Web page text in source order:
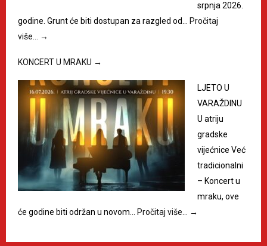
srpnja 2026.
godine. Grunt će biti dostupan za razgled od…
Pročitaj
više…
→
KONCERT U MRAKU →
LJETO U
VARAŽDINU
U atriju
gradske
vijećnice Već
tradicionalni
– Koncert u
mraku, ove
će godine biti održan u novom…
Pročitaj više… →